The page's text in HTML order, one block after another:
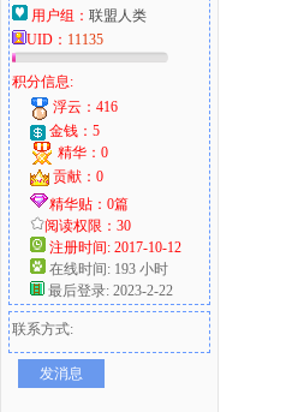
爱
用户组： 联盟人类
UID： 11135
积分信息:
浮云：416
金钱：5
精华：0
贡献：0
精华贴：0篇
阅读权限：30
注册时间: 2017-10-12
在线时间: 193 小时
最后登录: 2023-2-22
联系方式:
发消息